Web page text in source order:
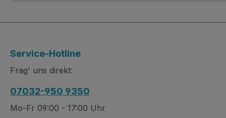
Service-Hotline
Frag' uns direkt:
07032-950 9350
Mo-Fr 09:00 - 17:00 Uhr